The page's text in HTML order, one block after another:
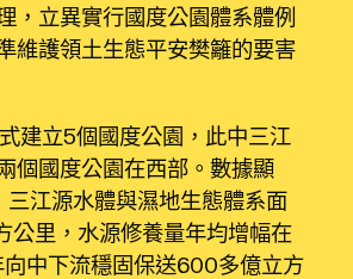
，立異實行國度公園體系體例
維護領土生態平安樊籬的要害
建立5個國度公園，此中三江
個國度公園在西部。數據顯
三江源水體與濕地生態體系面
公里，水源修養量年均增幅在
中下流穩固保送600多億立方